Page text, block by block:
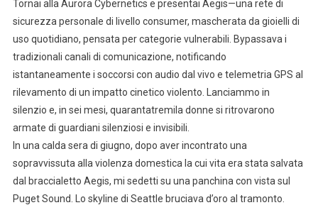
Tornai alla Aurora Cybernetics e presentai Aegis—una rete di
sicurezza personale di livello consumer, mascherata da gioielli di
uso quotidiano, pensata per categorie vulnerabili. Bypassava i
tradizionali canali di comunicazione, notificando
istantaneamente i soccorsi con audio dal vivo e telemetria GPS al
rilevamento di un impatto cinetico violento. Lanciammo in
silenzio e, in sei mesi, quarantatremila donne si ritrovarono
armate di guardiani silenziosi e invisibili.
In una calda sera di giugno, dopo aver incontrato una
sopravvissuta alla violenza domestica la cui vita era stata salvata
dal braccialetto Aegis, mi sedetti su una panchina con vista sul
Puget Sound. Lo skyline di Seattle bruciava d’oro al tramonto.